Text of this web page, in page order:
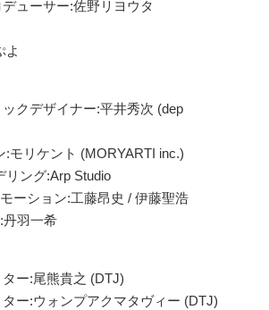
ューサー:佐野リヨウタ
よ
クデザイナー:平井秀次 (dep
:モリケント (MORYARTI inc.)
リング:Arp Studio
ーション:工藤昂史 / 伊藤聖浩
丹羽一希
ー:尾熊貴之 (DTJ)
ー:ウォンプアクマタヴィー (DTJ)